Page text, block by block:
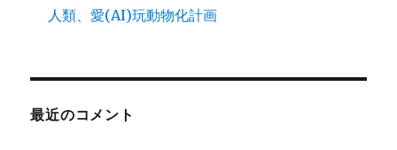
人類、愛(AI)玩動物化計画
最近のコメント